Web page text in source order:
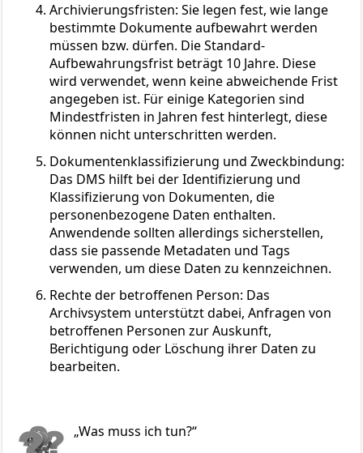
Archivierungsfristen: Sie legen fest, wie lange
bestimmte Dokumente aufbewahrt werden
müssen bzw. dürfen. Die Standard-
Aufbewahrungsfrist beträgt 10 Jahre. Diese
wird verwendet, wenn keine abweichende Frist
angegeben ist. Für einige Kategorien sind
Mindestfristen in Jahren fest hinterlegt, diese
können nicht unterschritten werden.
Dokumentenklassifizierung und Zweckbindung:
Das DMS hilft bei der Identifizierung und
Klassifizierung von Dokumenten, die
personenbezogene Daten enthalten.
Anwendende sollten allerdings sicherstellen,
dass sie passende Metadaten und Tags
verwenden, um diese Daten zu kennzeichnen.
Rechte der betroffenen Person: Das
Archivsystem unterstützt dabei, Anfragen von
betroffenen Personen zur Auskunft,
Berichtigung oder Löschung ihrer Daten zu
bearbeiten.
Was muss ich tun?